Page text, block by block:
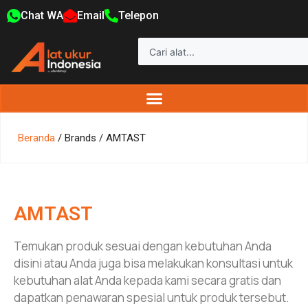
Chat WA Email Telepon
Beranda / Brands / AMTAST
AMTAST
Temukan produk sesuai dengan kebutuhan Anda
disini atau Anda juga bisa melakukan konsultasi untuk
kebutuhan alat Anda kepada kami secara gratis dan
dapatkan penawaran spesial untuk produk tersebut.